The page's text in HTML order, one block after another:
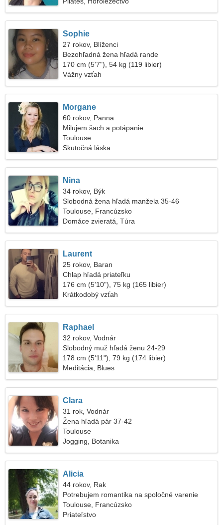
Sophie
27 rokov, Blíženci
Bezohľadná žena hľadá rande
170 cm (5'7"), 54 kg (119 libier)
Vážny vzťah
Morgane
60 rokov, Panna
Milujem šach a potápanie
Toulouse
Skutočná láska
Nina
34 rokov, Býk
Slobodná žena hľadá manžela 35-46
Toulouse, Francúzsko
Domáce zvieratá, Túra
Laurent
25 rokov, Baran
Chlap hľadá priateľku
176 cm (5'10"), 75 kg (165 libier)
Krátkodobý vzťah
Raphael
32 rokov, Vodnár
Slobodný muž hľadá ženu 24-29
178 cm (5'11"), 79 kg (174 libier)
Meditácia, Blues
Clara
31 rok, Vodnár
Žena hľadá pár 37-42
Toulouse
Jogging, Botanika
Alicia
44 rokov, Rak
Potrebujem romantika na spoločné varenie
Toulouse, Francúzsko
Priateľstvo